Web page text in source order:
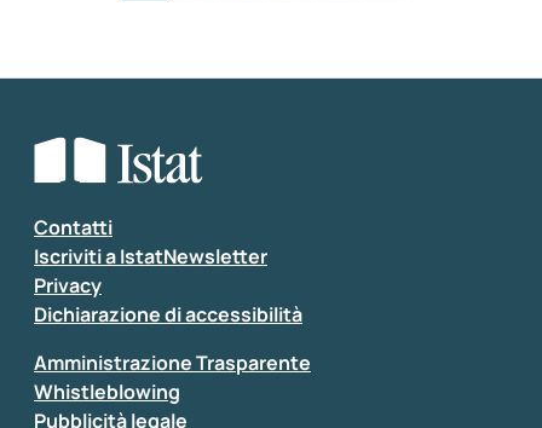
Contatti
Iscriviti a IstatNewsletter
Privacy
Dichiarazione di accessibilità
Amministrazione Trasparente
Whistleblowing
Pubblicità legale